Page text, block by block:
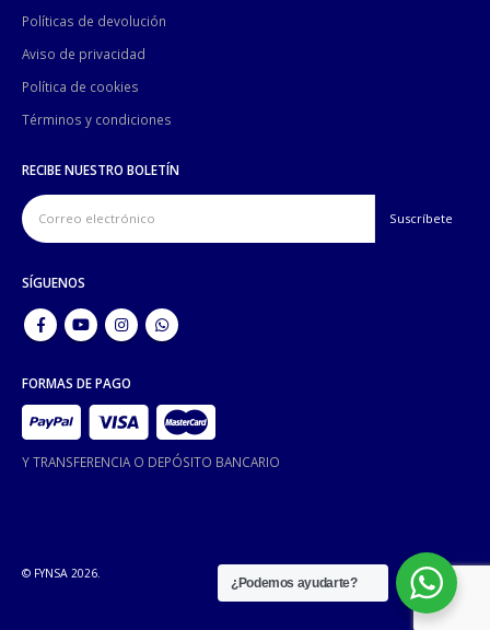
Políticas de devolución
Aviso de privacidad
Política de cookies
Términos y condiciones
RECIBE NUESTRO BOLETÍN
SÍGUENOS
FORMAS DE PAGO
Y TRANSFERENCIA O DEPÓSITO BANCARIO
© FYNSA 2026.
¿Podemos ayudarte?